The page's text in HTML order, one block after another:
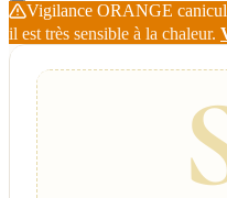
Vigilance ORANGE
il est très sensible à la chaleur.